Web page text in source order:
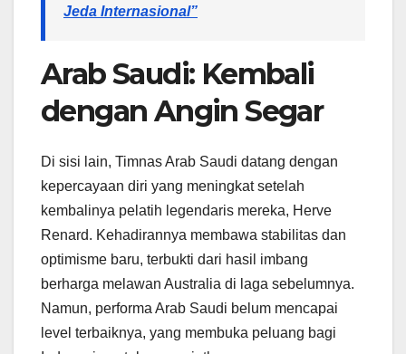
Jeda Internasional”
Arab Saudi: Kembali
dengan Angin Segar
Di sisi lain, Timnas Arab Saudi datang dengan
kepercayaan diri yang meningkat setelah
kembalinya pelatih legendaris mereka, Herve
Renard. Kehadirannya membawa stabilitas dan
optimisme baru, terbukti dari hasil imbang
berharga melawan Australia di laga sebelumnya.
Namun, performa Arab Saudi belum mencapai
level terbaiknya, yang membuka peluang bagi